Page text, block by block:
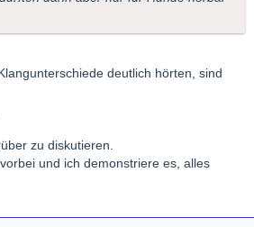
deutlich hörten, sind
zu diskutieren.
und ich demonstriere es, alles